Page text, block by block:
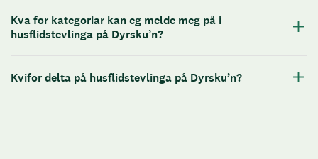
Kva for kategoriar kan eg melde meg på i
husflidstevlinga på Dyrsku’n?
Kvifor delta på husflidstevlinga på Dyrsku’n?